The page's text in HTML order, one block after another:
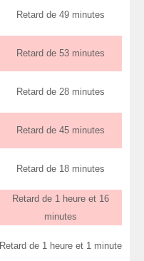
Retard de 49 minutes
Retard de 53 minutes
Retard de 28 minutes
Retard de 45 minutes
Retard de 18 minutes
Retard de 1 heure et 16
minutes
Retard de 1 heure et 1 minute